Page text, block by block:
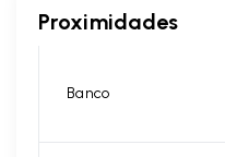
Proximidades
Banco